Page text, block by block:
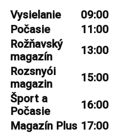
Vysielanie
09:00
Počasie
11:00
Rožňavský
magazín
13:00
Rozsnyói
magazin
15:00
Šport a
Počasie
16:00
Magazín Plus 17:00